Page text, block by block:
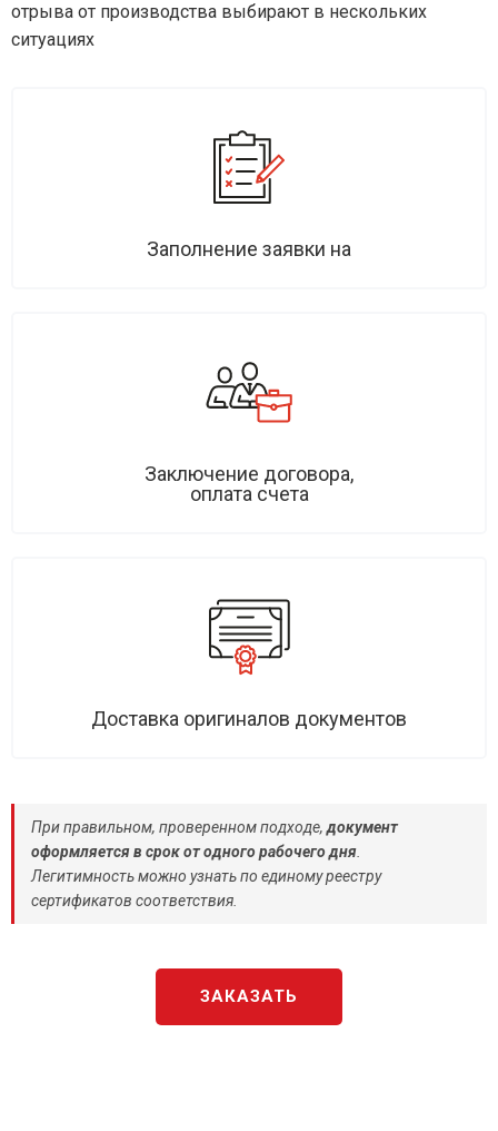
отрыва от производства выбирают в нескольких
ситуациях
Заполнение заявки на
Заключение договора,
оплата счета
Доставка оригиналов документов
При правильном, проверенном подходе,документ
оформляется в срок от одного рабочего дня
Легитимность можно узнать по единому реестру
сертификатов соответствия.
ЗАКАЗАТЬ